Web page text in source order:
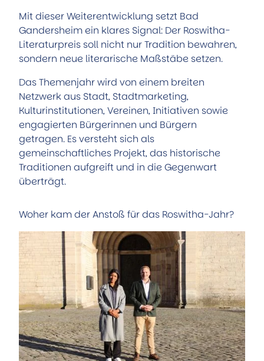
Mit dieser Weiterentwicklung setzt Bad
Gandersheim ein klares Signal: Der Roswitha-
Literaturpreis soll nicht nur Tradition bewahren,
sondern neue literarische Maßstäbe setzen.
Das Themenjahr wird von einem breiten
Netzwerk aus Stadt, Stadtmarketing,
Kulturinstitutionen, Vereinen, Initiativen sowie
engagierten Bürgerinnen und Bürgern
getragen. Es versteht sich als
gemeinschaftliches Projekt, das historische
Traditionen aufgreift und in die Gegenwart
überträgt.
Woher kam der Anstoß für das Roswitha-Jahr?